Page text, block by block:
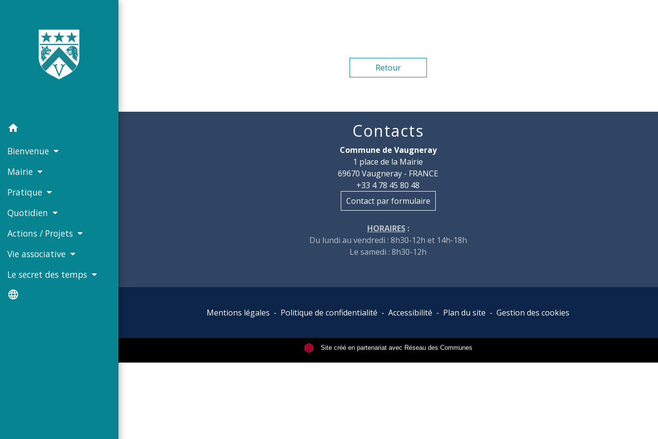
home
Bienvenue
Mairie
Pratique
Quotidien
Actions / Projets
Vie associative
Le secret des temps
language
Retour
Contacts
Commune de Vaugneray
1 place de la Mairie
69670 Vaugneray - FRANCE
+33 4 78 45 80 48
Contact par formulaire
HORAIRES:
Du lundi au vendredi : 8h30-12h et 14h-18h
Le samedi : 8h30-12h
Mentions légales - Politique de confidentialité - Accessibilité - Plan du site - Gestion des cookies
Site créé en partenariat avec Réseau des Communes